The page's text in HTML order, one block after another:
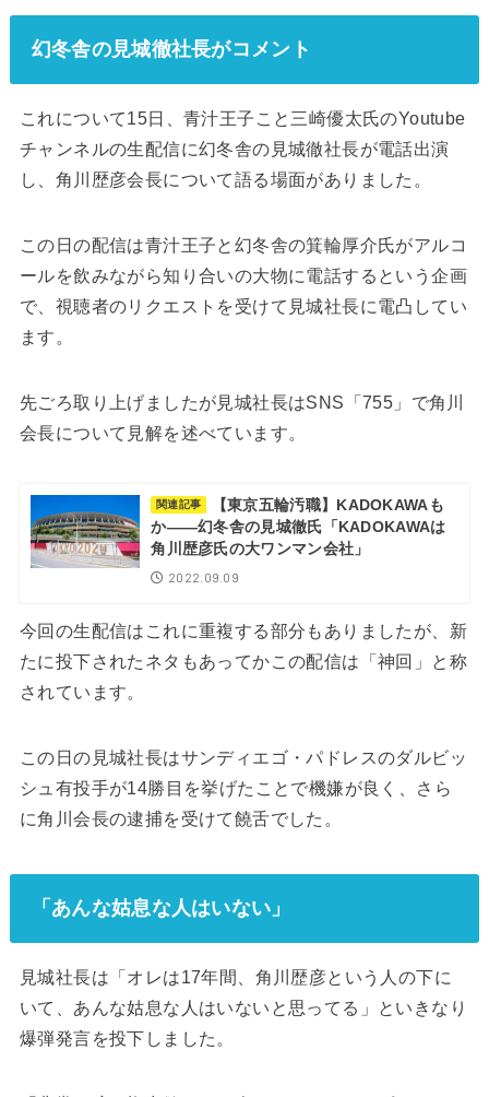
幻冬舎の見城徹社長がコメント
これについて15日、青汁王子こと三崎優太氏のYoutube
チャンネルの生配信に幻冬舎の見城徹社長が電話出演
し、角川歴彦会長について語る場面がありました。
この日の配信は青汁王子と幻冬舎の箕輪厚介氏がアルコ
ールを飲みながら知り合いの大物に電話するという企画
で、視聴者のリクエストを受けて見城社長に電凸してい
ます。
先ごろ取り上げましたが見城社長はSNS「755」で角川
会長について見解を述べています。
関連記事
【東京五輪汚職】KADOKAWAも
か――幻冬舎の見城徹氏「KADOKAWAは
角川歴彦氏の大ワンマン会社」
2022.09.09
今回の生配信はこれに重複する部分もありましたが、新
たに投下されたネタもあってかこの配信は「神回」と称
されています。
この日の見城社長はサンディエゴ・パドレスのダルビッ
シュ有投手が14勝目を挙げたことで機嫌が良く、さら
に角川会長の逮捕を受けて饒舌でした。
「あんな姑息な人はいない」
見城社長は「オレは17年間、角川歴彦という人の下に
いて、あんな姑息な人はいないと思ってる」といきなり
爆弾発言を投下しました。